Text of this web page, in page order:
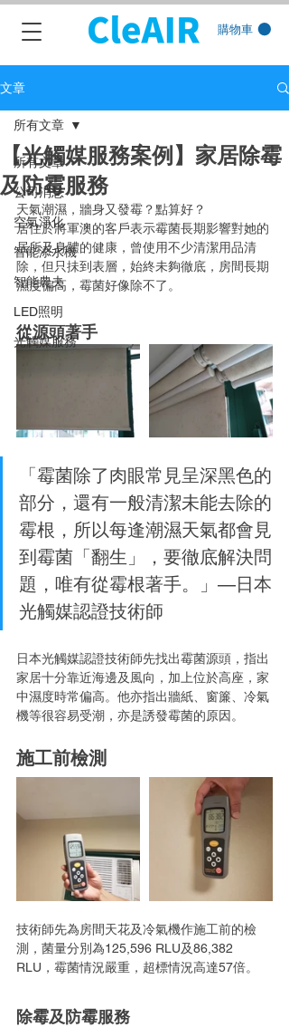
購物車
文章
所有文章
公司消息
空氣淨化
智能添水機
智能農夫
LED照明
光觸媒服務
所有文章
【光觸媒服務案例】家居除霉
及防霉服務
天氣潮濕，牆身又發霉？點算好？
居住於將軍澳的客戶表示霉菌長期影響對她的
居所及身體的健康，曾使用不少清潔用品清
除，但只抺到表層，始終未夠徹底，房間長期
濕度偏高，霉菌好像除不了。
從源頭著手
「霉菌除了肉眼常見呈深黑色的
部分，還有一般清潔未能去除的
霉根，所以每逢潮濕天氣都會見
到霉菌「翻生」，要徹底解決問
題，唯有從霉根著手。」—日本
光觸媒認證技術師
日本光觸媒認證技術師先找出霉菌源頭，指出
家居十分靠近海邊及風向，加上位於高座，家
中濕度時常偏高。他亦指出牆紙、窗簾、冷氣
機等很容易受潮，亦是誘發霉菌的原因。
施工前檢測
技術師先為房間天花及冷氣機作施工前的檢
測，菌量分別為125,596 RLU及86,382
RLU，霉菌情況嚴重，超標情況高達57倍。
除霉及防霉服務